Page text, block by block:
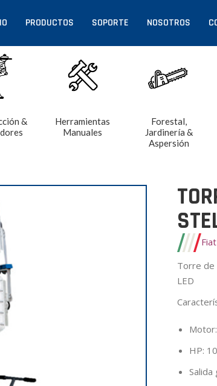
PRODUCTOS SOPORTE NOSOTROS
&
Herramientas
Manuales
Forestal,
Jardinería &
Aspersión
Torre de
LED
HP: 10